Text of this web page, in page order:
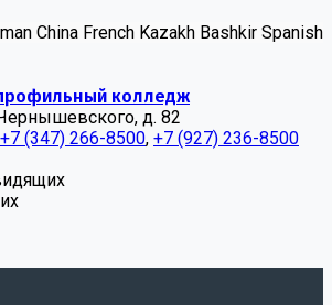
China French Kazakh Bashkir Spanish
колледж
д. 82
+7 (347) 266-8500, +7 (927) 236-8500